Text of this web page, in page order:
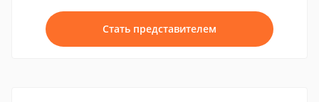
Стать представителем